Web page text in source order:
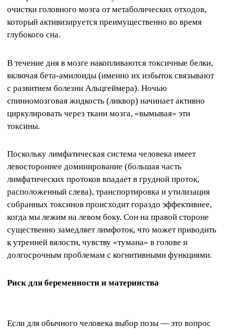
очистки головного мозга от метаболических отходов,
который активизируется преимущественно во время
глубокого сна.
В течение дня в мозге накопливаются токсичные белки,
включая бета-амилоиды (именно их избыток связывают
с развитием болезни Альцгеймера). Ночью
спинномозговая жидкость (ликвор) начинает активно
циркулировать через ткани мозга, «вымывая» эти
токсины.
Поскольку лимфатическая система человека имеет
левостороннее доминирование (большая часть
лимфатических протоков впадает в грудной проток,
расположенный слева), транспортировка и утилизация
собранных токсинов происходит гораздо эффективнее,
когда мы лежим на левом боку. Сон на правой стороне
существенно замедляет лимфоток, что может приводить
к утренней вялости, чувству «тумана» в голове и
долгосрочным проблемам с когнитивными функциями.
Риск для беременности и материнства
Если для обычного человека выбор позы — это вопрос